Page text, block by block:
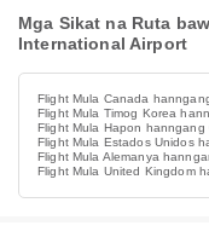
Mga Sikat na Ruta
International Airport
Flight Mula Canada
Flight Mula Timog Korea
Flight Mula Hapon
Flight Mula Estados Unidos
Flight Mula Alemanya
Flight Mula United Kingdom